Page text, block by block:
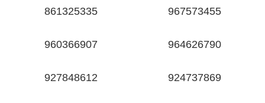
861325335 967573455
960366907 964626790
927848612 924737869